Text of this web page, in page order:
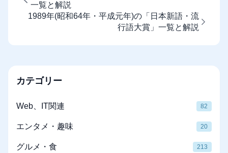
一覧と解説
1989年(昭和64年・平成元年)の「日本新語・流
行語大賞」一覧と解説
カテゴリー
Web、IT関連 82
エンタメ・趣味 20
グルメ・食 213